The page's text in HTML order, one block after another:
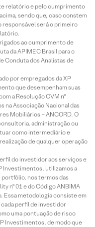
relatório e pelo cumprimento
sendo que, caso constem
responsável será o primeiro
ao cumprimento de
da APIMEC Brasil para o
Conduta dos Analistas de
por empregados da XP
que desempenham suas
a Resolução CVM nº
na Associação Nacional das
Mobiliários – ANCORD. O
administração ou
como intermediário e
de qualquer operação
do investidor aos serviços e
Investimentos, utilizamos a
nos termos das
nº 01 e do Código ANBIMA
Essa metodologia consiste em
perfil de investidor
uma pontuação de risco
Investimentos, de modo que